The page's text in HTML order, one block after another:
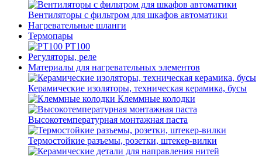
Вентиляторы с фильтром для шкафов автоматики
Нагревательные шланги
Термопары
PT100
Регуляторы, реле
Материалы для нагревательных элементов
Керамические изоляторы, техническая керамика, бусы
Клеммные колодки
Высокотемпературная монтажная паста
Термостойкие разъемы, розетки, штекер-вилки